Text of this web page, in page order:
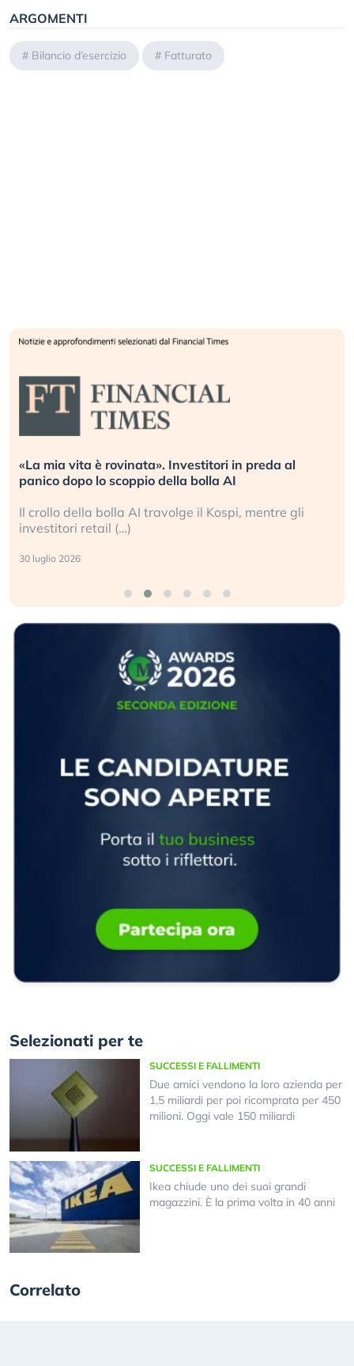
ARGOMENTI
# Bilancio d’esercizio # Fatturato
«La mia vita è rovinata». Investitori in preda al
panico dopo lo scoppio della bolla AI
Il crollo della bolla AI travolge il Kospi, mentre gli
investitori retail (…)
30 luglio 2026
Selezionati per te
SUCCESSI E FALLIMENTI
Due amici vendono la loro azienda per
1,5 miliardi per poi ricomprata per 450
milioni. Oggi vale 150 miliardi
SUCCESSI E FALLIMENTI
Ikea chiude uno dei suoi grandi
magazzini. È la prima volta in 40 anni
Correlato